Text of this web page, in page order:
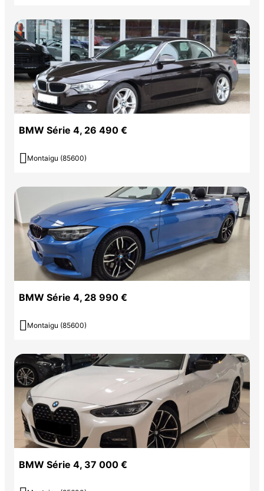
BMW Série 4, 26 490 €
 Montaigu (85600)
BMW Série 4, 28 990 €
 Montaigu (85600)
BMW Série 4, 37 000 €